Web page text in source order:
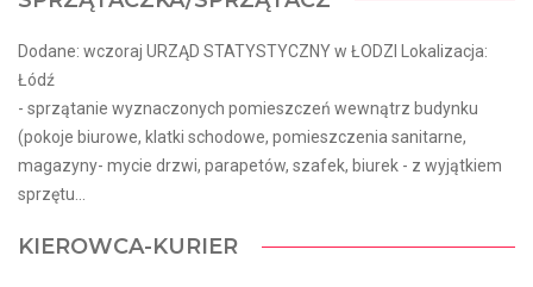
Dodane: wczoraj URZĄD STATYSTYCZNY w ŁODZI Lokalizacja:
Łódź
- sprzątanie wyznaczonych pomieszczeń wewnątrz budynku
(pokoje biurowe, klatki schodowe, pomieszczenia sanitarne,
magazyny- mycie drzwi, parapetów, szafek, biurek - z wyjątkiem
sprzętu...
KIEROWCA-KURIER